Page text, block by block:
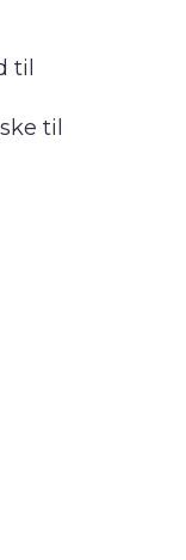
til
til